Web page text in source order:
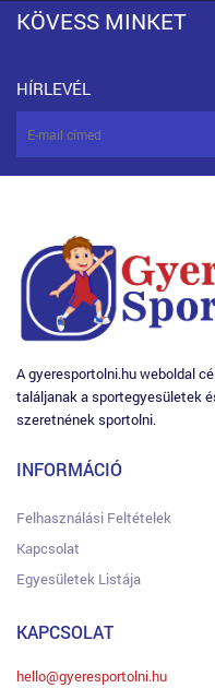
KÖVESS MINKET
HÍRLEVÉL
A gyeresportolni.hu weboldal
találjanak a sportegyesületek
szeretnének sportolni.
INFORMÁCIÓ
Felhasználási Feltételek
Kapcsolat
Egyesületek Listája
KAPCSOLAT
hello@gyeresportolni.hu